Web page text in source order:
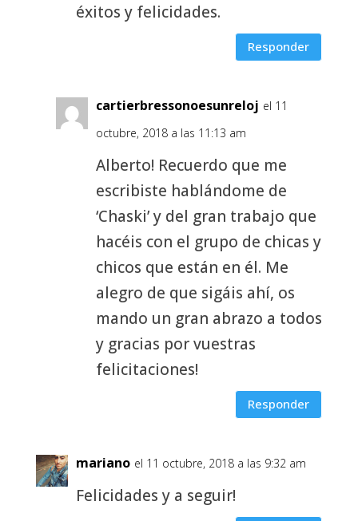
éxitos y felicidades.
Responder
cartierbressonoesunreloj el 11
octubre, 2018 a las 11:13 am
Alberto! Recuerdo que me
escribiste hablándome de
‘Chaski’ y del gran trabajo que
hacéis con el grupo de chicas y
chicos que están en él. Me
alegro de que sigáis ahí, os
mando un gran abrazo a todos
y gracias por vuestras
felicitaciones!
Responder
mariano el 11 octubre, 2018 a las 9:32 am
Felicidades y a seguir!